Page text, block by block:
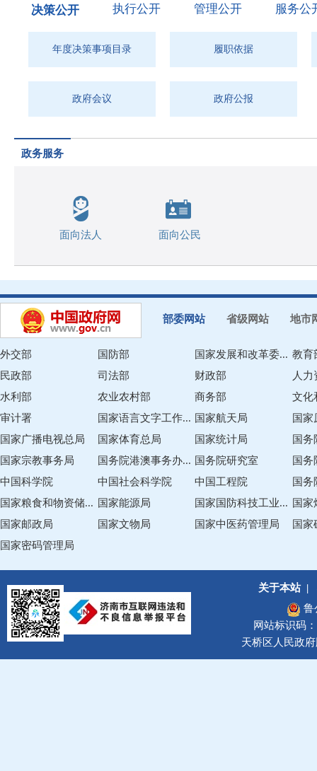
决策公开 执行公开 管理公开 服务公
年度决策事项目录 履职依据
政府会议 政府公报
政务服务
面向法人 面向公民
部委网站 省级网站 地市
外交部 国防部 国家发展和改革委... 教育
民政部
司法部 财政部
人
水利部
农业农村部 商务部
文化
审计署
国家语言文字工作... 国家航天局
国家
国家广播电视总局
国家体育总局 国家统计局
国务
国家宗教事务局
国务院港澳事务办... 国务院研究室
国
中国科学院
中国社会科学院 中国工程院
国
国家粮食和物资储...
国家能源局 国家国防科技工业...
国家
国家邮政局
国家文物局 国家中医药管理局
国
国家密码管理局
关于本站 |
鲁
网站标识码
天桥区人民政